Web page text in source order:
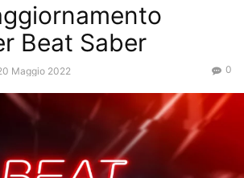
Beat Saber
Maggio 2022 0